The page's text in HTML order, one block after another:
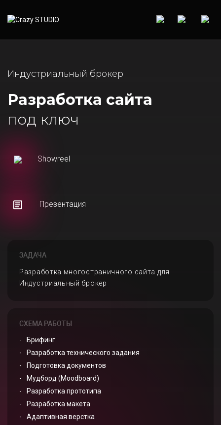
Индустриальный брокер
Разработка сайта
под ключ
Showreel
Презентация
ЗАДАЧА
Разработка многостраничного сайта для
Индустриальный брокер
СХЕМА РАБОТЫ
Брифинг
Разработка технического задания
Подготовка документов
Мудборд (Moodboard)
Разработка прототипа
Разработка макета
Адаптивная верстка